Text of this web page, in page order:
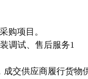
购项目。
调试、售后服务1
成交供应商履行货物